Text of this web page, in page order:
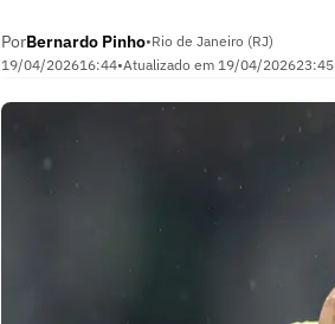
PorBernardo Pinho•Rio de Janeiro (RJ)
19/04/202616:44•Atualizado em 19/04/202623:45